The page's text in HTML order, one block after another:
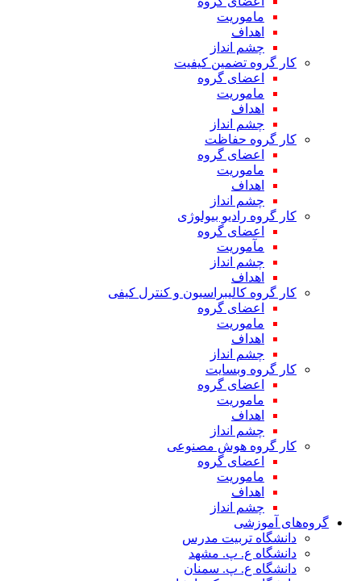
ماموریت
اهداف
چشم انداز
کار گروه تضمین کیفیت
اعضای گروه
ماموریت
اهداف
چشم انداز
کار گروه حفاظت
اعضای گروه
ماموریت
اهداف
چشم انداز
کار گروه رادیو بیولوژی
اعضای گروه
مآموریت
چشم انداز
اهداف
کار گروه کالیبراسیون و کنترل کیفی
اعضای گروه
ماموریت
اهداف
چشم انداز
کار گروه وبسایت
اعضای گروه
ماموریت
اهداف
چشم انداز
کار گروه هوش مصنوعی
اعضای گروه
ماموریت
اهداف
چشم انداز
گروه‌های آموزشی
دانشگاه تربیت مدرس
دانشگاه ع. پ. مشهد
دانشگاه ع. پ. سمنان